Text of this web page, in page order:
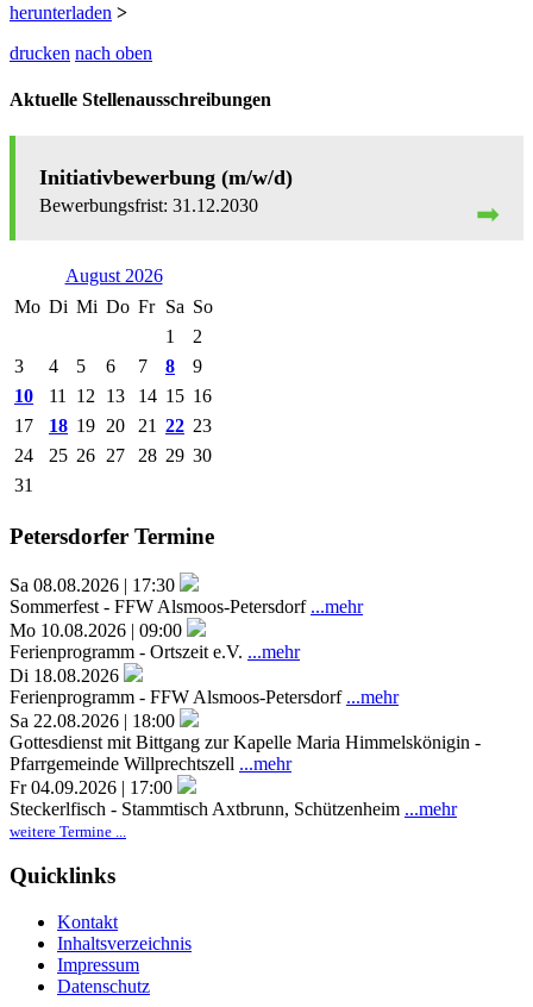
herunterladen >
drucken nach oben
Aktuelle Stellenausschreibungen
Initiativbewerbung (m/w/d)
31.12.2030
August 2026
Mo Di Mi Do Fr Sa So
1
2
3
4 5 6 7 8
9
10
11 12 13 14 15 16
17
18 19 20 21 22 23
24
25 26 27 28 29 30
31
Petersdorfer Termine
Sa 08.08.2026 | 17:30
Sommerfest - FFW Alsmoos-Petersdorf ...mehr
Mo 10.08.2026 | 09:00
Ferienprogramm - Ortszeit e.V. ...mehr
Di 18.08.2026
Ferienprogramm - FFW Alsmoos-Petersdorf ...mehr
Sa 22.08.2026 | 18:00
Gottesdienst mit Bittgang zur Kapelle Maria Himmelskönigin -
Pfarrgemeinde Willprechtszell ...mehr
Fr 04.09.2026 | 17:00
Steckerlfisch - Stammtisch Axtbrunn, Schützenheim ...mehr
weitere Termine ...
Quicklinks
Kontakt
Inhaltsverzeichnis
Impressum
Datenschutz